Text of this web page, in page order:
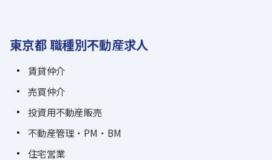
東京都 職種別不動産求人
賃貸仲介
売買仲介
投資用不動産販売
不動産管理・PM・BM
住宅営業